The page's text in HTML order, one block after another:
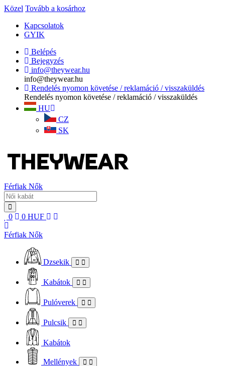
Közel Tovább a kosárhoz
Kapcsolatok
GYIK
Belépés
Bejegyzés
info@theywear.hu
info@theywear.hu
Rendelés nyomon követése / reklamáció / visszaküldés
Rendelés nyomon követése / reklamáció / visszaküldés
HU
CZ
SK
Férfiak Nők
0 0 HUF
Férfiak Nők
Dzsekik
Kabátok
Pulóverek
Pulcsik
Kabátok
Mellények